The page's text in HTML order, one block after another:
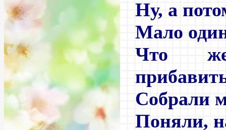
Ну, а
Мало
Что
Собрали
Поняли,